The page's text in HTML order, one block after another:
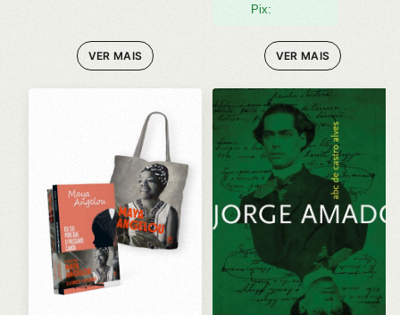
JUDAICA NO
RIO GRANDE
VER MAIS
Pix:
VER MAIS